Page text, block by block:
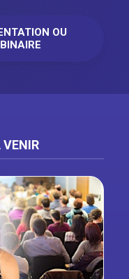
OU